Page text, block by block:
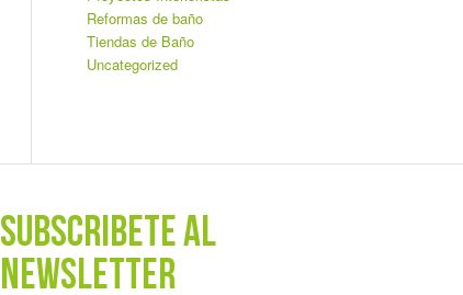
Reformas de baño
Tiendas de Baño
Uncategorized
SUBSCRÍBETE AL
NEWSLETTER